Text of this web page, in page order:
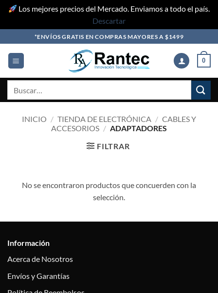
Los mejores precios del Mercado. Enviamos a todo el país.
Descartar
to
content
*ENVÍOS GRATIS EN COMPRAS MAYORES A $1499
0
INICIO / TIENDA DE ELECTRÓNICA / CABLES Y
ACCESORIOS / ADAPTADORES
FILTRAR
No se encontraron productos que concuerden con la
selección.
Información
Acerca de Nosotros
Envíos y Garantías